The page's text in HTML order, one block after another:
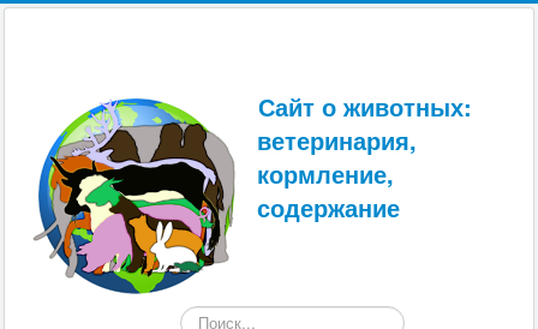
Сайт о животных:
ветеринария,
кормление,
содержание
Искать...